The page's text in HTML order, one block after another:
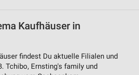
Kaufhäuser in
findest Du aktuelle Filialen und
Tchibo, Ernsting's family und